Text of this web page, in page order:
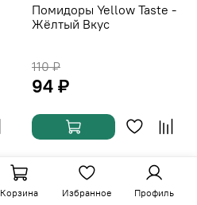
Помидоры Yellow Taste -
Жёлтый Вкус
110 ₽
94 ₽
Корзина Избранное Профиль